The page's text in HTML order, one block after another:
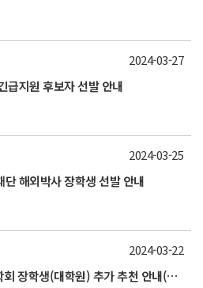
급지원 후보자 선발 안내
2024-03-27
해외박사 장학생 선발 안내
2024-03-25
2024학년도 1학기 형애장학회 장학생(대학원) 추가 추천 안내(~3월 25일(월) 11:00까지)
2024-03-22